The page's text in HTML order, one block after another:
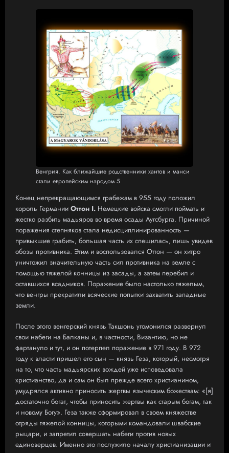
Венгрия. Как ближайшие родственники хантов и манси
стали европейским народом 5
Конец непрекращающимся грабежам в 955 году положил
король Германии Оттон I. Немецкие войска смогли поймать и
жестко разбить мадьяров во время осады Аугсбурга. Причиной
поражения степняков стала недисциплинированность —
привыкшие грабить, большая часть их спешилась, лишь увидев
обозы противника. Этим и воспользовался Оттон — он хитро
уничтожил значительную часть сил противника на земле с
помощью тяжелой конницы из засады, а затем перебил и
оставшихся всадников. Поражение было настолько тяжелым,
что венгры прекратили всяческие попытки захватить западные
земли.
После этого венгерский князь Такшонь угомонился развернул
свои набеги на Балканы и, в частности, Византию, но не
фартануло и тут, и он потерпел поражение в 971 году. В 972
году к власти пришел его сын — князь Геза, который, несмотря
на то, что часть мадьярских вождей уже исповедовала
христианство, да и сам он был прежде всего христианином,
умудрялся активно приносить жертвы языческим божествам: «[я]
достаточно богат, чтобы приносить жертвы как старым богам, так
и новому Богу». Геза также сформировал в своем княжестве
отряды тяжелой конницы, которыми командовали швабские
рыцари, и запретил совершать набеги против новых
единоверцев. Именно это послужило началу христианизации и